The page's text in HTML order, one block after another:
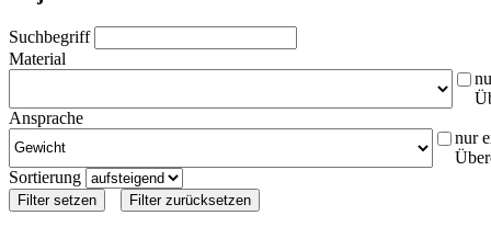
Suchbegriff
Material
Ansprache
nur
Sortierung